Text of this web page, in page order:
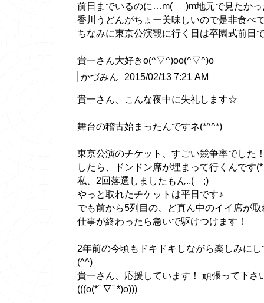
前日までいるのに…m(_ _)m地元で見たかっ
香川うどんがちょー美味しいので是非食べ
ちなみに東京公演観に行く日は卒園式前日
貴一さん大好きo(^▽^)oo(^▽^)o
かづみん
2015/02/13 7:21 AM
貴一さん、こんな夜中に失礼します☆
舞台の稽古始まったんですネ(*^^*)
東京公演のチケット、すごい競争率でした
したら、ドンドン席が埋まって行くんです
私、2回落選しましたもん..(ｰｰ;)
やっと取れたチケットは平日です♪
でも前から5列目の、ど真ん中のイイ席が
仕事が終わったら急いで駆けつけます！
2年前の今頃もドキドキしながら楽しみに
(^^)
貴一さん、応援しています！ 頑張って下さ
(((o(*ﾟ▽ﾟ*)o)))